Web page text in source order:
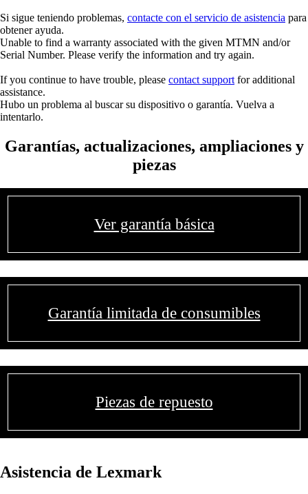
Si sigue teniendo problemas, contacte con el servicio de asistencia para
obtener ayuda.
Unable to find a warranty associated with the given MTMN and/or
Serial Number. Please verify the information and try again.
If you continue to have trouble, please contact support for additional
assistance.
Hubo un problema al buscar su dispositivo o garantía. Vuelva a
intentarlo.
Garantías, actualizaciones, ampliaciones y
piezas
Ver garantía básica
Garantía limitada de consumibles
Piezas de repuesto
Asistencia de Lexmark